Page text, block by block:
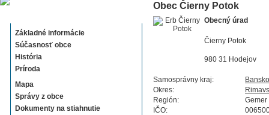
Základné informácie
Súčasnosť obce
História
Príroda
Mapa
Správy z obce
Dokumenty na stiahnutie
Obec Čierny Potok
Obecný úrad
Čierny Potok
980 31 Hodejov
Samosprávny kraj:
Okres:
Región:
Gemer
IČO: